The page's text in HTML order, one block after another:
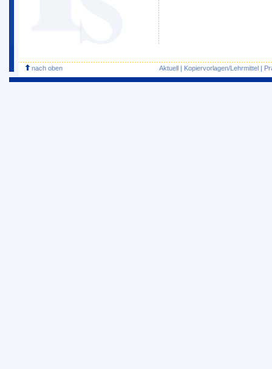
nach oben Aktuell | Kopiervorlagen/Lehrmittel |